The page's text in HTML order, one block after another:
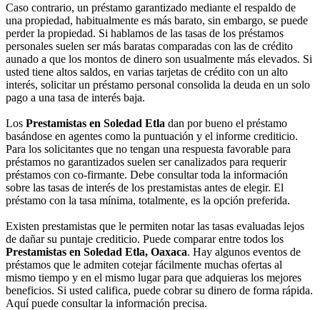
Caso contrario, un préstamo garantizado mediante el respaldo de
una propiedad, habitualmente es más barato, sin embargo, se puede
perder la propiedad. Si hablamos de las tasas de los préstamos
personales suelen ser más baratas comparadas con las de crédito
aunado a que los montos de dinero son usualmente más elevados. Si
usted tiene altos saldos, en varias tarjetas de crédito con un alto
interés, solicitar un préstamo personal consolida la deuda en un solo
pago a una tasa de interés baja.
Los Prestamistas en Soledad Etla dan por bueno el préstamo
basándose en agentes como la puntuación y el informe crediticio.
Para los solicitantes que no tengan una respuesta favorable para
préstamos no garantizados suelen ser canalizados para requerir
préstamos con co-firmante. Debe consultar toda la información
sobre las tasas de interés de los prestamistas antes de elegir. El
préstamo con la tasa mínima, totalmente, es la opción preferida.
Existen prestamistas que le permiten notar las tasas evaluadas lejos
de dañar su puntaje crediticio. Puede comparar entre todos los
Prestamistas en Soledad Etla, Oaxaca. Hay algunos eventos de
préstamos que le admiten cotejar fácilmente muchas ofertas al
mismo tiempo y en el mismo lugar para que adquieras los mejores
beneficios. Si usted califica, puede cobrar su dinero de forma rápida.
Aquí puede consultar la información precisa.